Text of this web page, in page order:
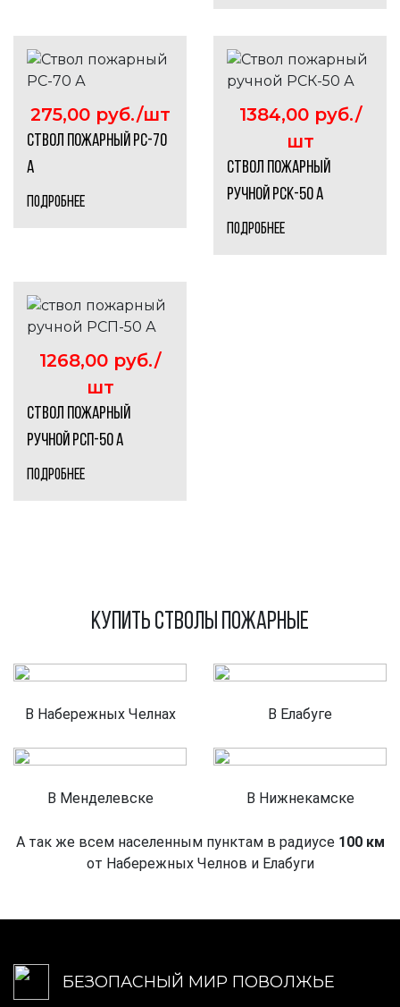
275,00 руб./шт
Ствол пожарный РС-70
А
ПОДРОБНЕЕ
1384,00 руб./
шт
Ствол пожарный
ручной РСК-50 А
ПОДРОБНЕЕ
1268,00 руб./
шт
ствол пожарный
ручной РСП-50 А
ПОДРОБНЕЕ
Купить Стволы пожарные
В Набережных Челнах В Елабуге
В Менделевске В Нижнекамске
А так же всем населенным пунктам в радиусе 100 км
от Набережных Челнов и Елабуги
БЕЗОПАСНЫЙ МИР ПОВОЛЖЬЕ